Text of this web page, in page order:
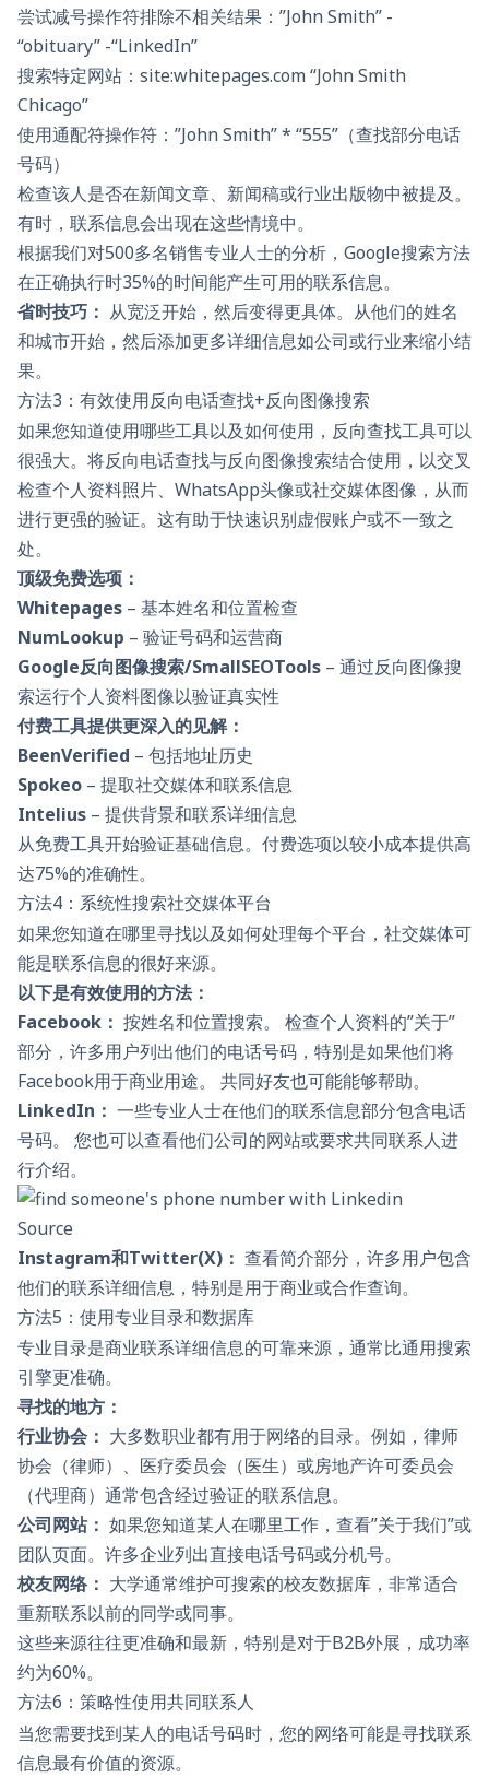
尝试减号操作符排除不相关结果：”John Smith” -
“obituary” -“LinkedIn”
搜索特定网站：site:whitepages.com “John Smith
Chicago”
使用通配符操作符：”John Smith” * “555”（查找部分电话
号码）
检查该人是否在新闻文章、新闻稿或行业出版物中被提及。
有时，联系信息会出现在这些情境中。
根据我们对500多名销售专业人士的分析，Google搜索方法
在正确执行时35%的时间能产生可用的联系信息。
省时技巧： 从宽泛开始，然后变得更具体。从他们的姓名
和城市开始，然后添加更多详细信息如公司或行业来缩小结
果。
方法3：有效使用反向电话查找+反向图像搜索
如果您知道使用哪些工具以及如何使用，反向查找工具可以
很强大。将反向电话查找与反向图像搜索结合使用，以交叉
检查个人资料照片、WhatsApp头像或社交媒体图像，从而
进行更强的验证。这有助于快速识别虚假账户或不一致之
处。
顶级免费选项：
Whitepages – 基本姓名和位置检查
NumLookup – 验证号码和运营商
Google反向图像搜索/SmallSEOTools – 通过反向图像搜
索运行个人资料图像以验证真实性
付费工具提供更深入的见解：
BeenVerified – 包括地址历史
Spokeo – 提取社交媒体和联系信息
Intelius – 提供背景和联系详细信息
从免费工具开始验证基础信息。付费选项以较小成本提供高
达75%的准确性。
方法4：系统性搜索社交媒体平台
如果您知道在哪里寻找以及如何处理每个平台，社交媒体可
能是联系信息的很好来源。
以下是有效使用的方法：
Facebook： 按姓名和位置搜索。 检查个人资料的”关于”
部分，许多用户列出他们的电话号码，特别是如果他们将
Facebook用于商业用途。 共同好友也可能能够帮助。
LinkedIn： 一些专业人士在他们的联系信息部分包含电话
号码。 您也可以查看他们公司的网站或要求共同联系人进
行介绍。
Source
Instagram和Twitter(X)： 查看简介部分，许多用户包含
他们的联系详细信息，特别是用于商业或合作查询。
方法5：使用专业目录和数据库
专业目录是商业联系详细信息的可靠来源，通常比通用搜索
引擎更准确。
寻找的地方：
行业协会： 大多数职业都有用于网络的目录。例如，律师
协会（律师）、医疗委员会（医生）或房地产许可委员会
（代理商）通常包含经过验证的联系信息。
公司网站： 如果您知道某人在哪里工作，查看”关于我们”或
团队页面。许多企业列出直接电话号码或分机号。
校友网络： 大学通常维护可搜索的校友数据库，非常适合
重新联系以前的同学或同事。
这些来源往往更准确和最新，特别是对于B2B外展，成功率
约为60%。
方法6：策略性使用共同联系人
当您需要找到某人的电话号码时，您的网络可能是寻找联系
信息最有价值的资源。